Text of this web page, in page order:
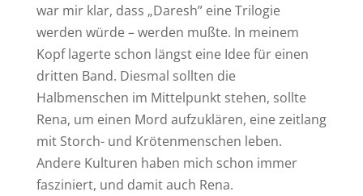
war mir klar, dass „Daresh” eine Trilogie
werden würde – werden mußte. In meinem
Kopf lagerte schon längst eine Idee für einen
dritten Band. Diesmal sollten die
Halbmenschen im Mittelpunkt stehen, sollte
Rena, um einen Mord aufzuklären, eine zeitlang
mit Storch- und Krötenmenschen leben.
Andere Kulturen haben mich schon immer
fasziniert, und damit auch Rena.